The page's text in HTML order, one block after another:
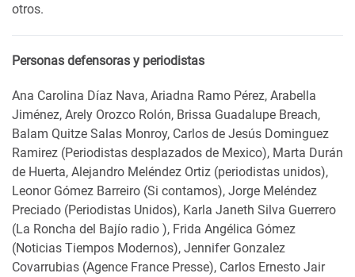
otros.
Personas defensoras y periodistas
Ana Carolina Díaz Nava, Ariadna Ramo Pérez, Arabella
Jiménez, Arely Orozco Rolón, Brissa Guadalupe Breach,
Balam Quitze Salas Monroy, Carlos de Jesús Dominguez
Ramirez (Periodistas desplazados de Mexico), Marta Durán
de Huerta, Alejandro Meléndez Ortiz (periodistas unidos),
Leonor Gómez Barreiro (Si contamos), Jorge Meléndez
Preciado (Periodistas Unidos), Karla Janeth Silva Guerrero
(La Roncha del Bajío radio ), Frida Angélica Gómez
(Noticias Tiempos Modernos), Jennifer Gonzalez
Covarrubias (Agence France Presse), Carlos Ernesto Jair